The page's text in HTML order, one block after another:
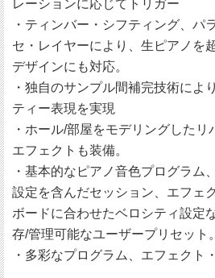
レーションに応じてトリガー
・ティンバー・シフティング、パ
セ・レイヤーにより、生ピアノを
デザインにも対応。
・独自のサンプル間補完技術によ
ティー表現を実現
・ホール/部屋をモデリングした
エフェクトも装備。
・基本的なピアノ音色プログラム
設定を含んだセッション、エフェ
ボードに合わせたベロシティ設定
存/管理可能なユーザープリセット。
・多彩なプログラム、エフェクト